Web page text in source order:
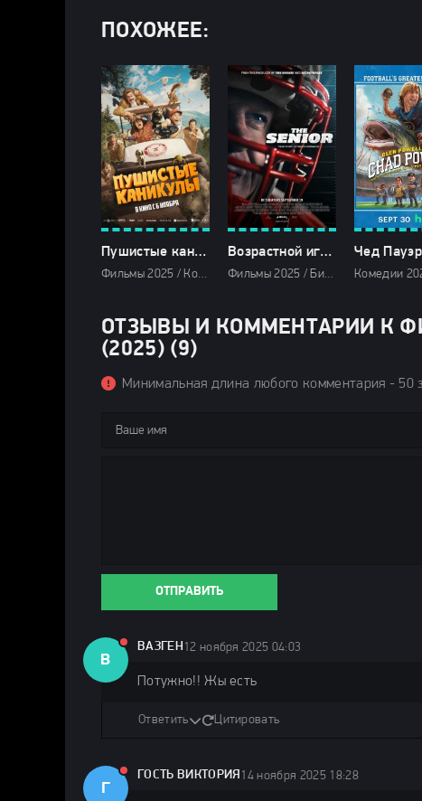
ПОХОЖЕЕ:
Пушистые каникулы (2025)
Фильмы 2025 / Комедии 2025 / Фильмы-приключения 2025 / Новинки кино 2025 / Последние фильмы 2025 / Фильмы осени 2025 / Зарубежные фильмы 2025 / Смотреть фильмы онлайн
Возрастной игрок (2025)
Фильмы 2025 / Биографические фильмы 2025 / Драмы 2025 / Зарубежные фильмы 2025 / Фильмы осени 2025 / Новинки кино 2025 / Последние фильмы 2025 / Смотреть фильмы онлайн
ОТЗЫВЫ И КОММЕНТАРИИ К
(2025) (9)
Минимальная длина любого комментария - 50
ОТПРАВИТЬ
В
ВАЗГЕН 12 ноября 2025 04:03
Потужно!! Жы есть
Ответить Цитировать
Г
ГОСТЬ ВИКТОРИЯ 14 ноября 2025 18:28